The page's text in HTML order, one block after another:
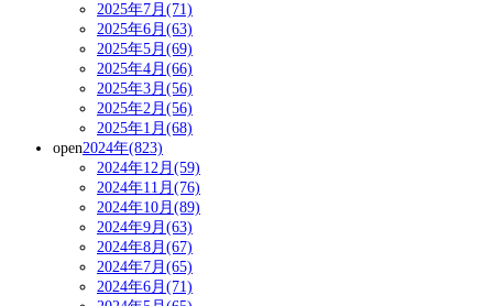
2025年7月(71)
2025年6月(63)
2025年5月(69)
2025年4月(66)
2025年3月(56)
2025年2月(56)
2025年1月(68)
open2024年(823)
2024年12月(59)
2024年11月(76)
2024年10月(89)
2024年9月(63)
2024年8月(67)
2024年7月(65)
2024年6月(71)